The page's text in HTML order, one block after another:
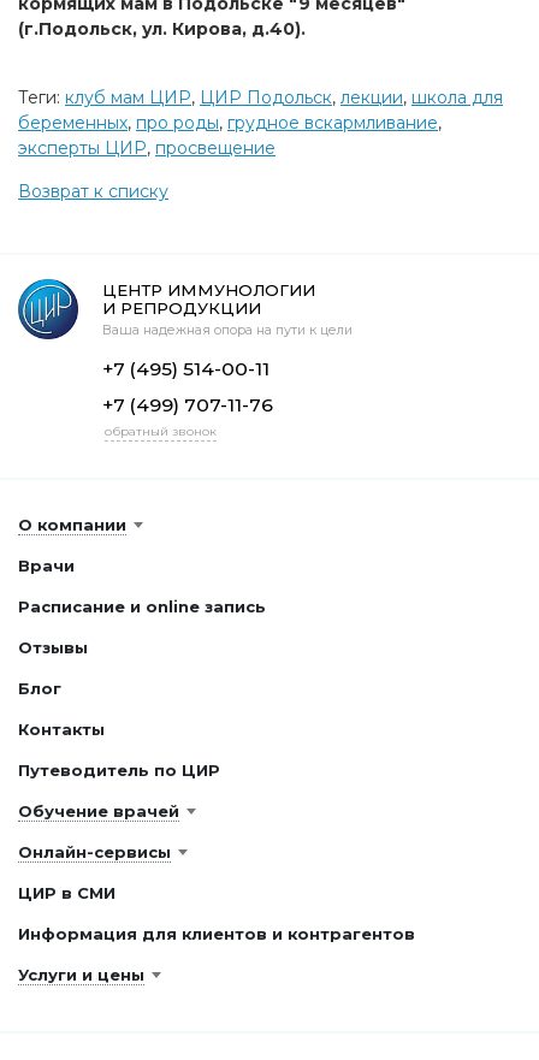
(г.Подольск, ул. Кирова, д.40).
Теги: клуб мам ЦИР, ЦИР Подольск, лекции, школа для
беременных, про роды, грудное вскармливание,
эксперты ЦИР, просвещение
Возврат к списку
ЦЕНТР ИММУНОЛОГИИ
И РЕПРОДУКЦИИ
Ваша надежная опора на пути к цели
+7 (495) 514-00-11
+7 (499) 707-11-76
обратный звонок
О компании
Врачи
Расписание и online запись
Отзывы
Блог
Контакты
Путеводитель по ЦИР
Обучение врачей
Онлайн-сервисы
ЦИР в СМИ
Информация для клиентов и контрагентов
Услуги и цены